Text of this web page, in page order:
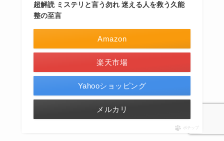
超解読 ミステリと言う勿れ 迷える人を救う久能
整の至言
Amazon
楽天市場
Yahooショッピング
メルカリ
ポチップ